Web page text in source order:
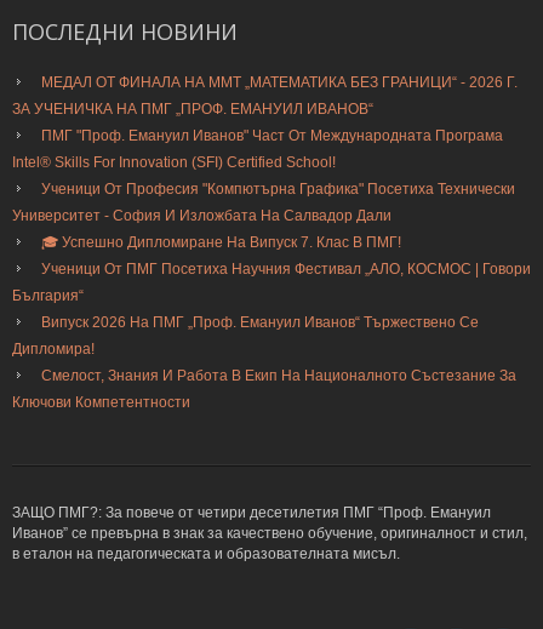
ПОСЛЕДНИ НОВИНИ
МЕДАЛ ОТ ФИНАЛА НА ММТ „МАТЕМАТИКА БЕЗ ГРАНИЦИ“ - 2026 Г.
ЗА УЧЕНИЧКА НА ПМГ „ПРОФ. ЕМАНУИЛ ИВАНОВ“
ПМГ "Проф. Емануил Иванов" Част От Международната Програма
Intel® Skills For Innovation (SFI) Certified School!
Ученици От Професия "Компютърна Графика" Посетиха Технически
Университет - София И Изложбата На Салвадор Дали
🎓 Успешно Дипломиране На Випуск 7. Клас В ПМГ!
Ученици От ПМГ Посетиха Научния Фестивал „АЛО, КОСМОС | Говори
България“
Випуск 2026 На ПМГ „Проф. Емануил Иванов“ Тържествено Се
Дипломира!
Смелост, Знания И Работа В Екип На Националното Състезание За
Ключови Компетентности
ЗАЩО ПМГ?: За повече от четири десетилетия ПМГ “Проф. Емануил
Иванов” се превърна в знак за качествено обучение, оригиналност и стил,
в еталон на педагогическата и образователната мисъл.